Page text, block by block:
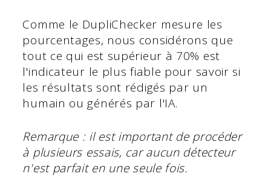
Comme le DupliChecker mesure les
pourcentages, nous considérons que
tout ce qui est supérieur à 70% est
l'indicateur le plus fiable pour savoir si
les résultats sont rédigés par un
humain ou générés par l'IA.
Remarque : il est important de procéder
à plusieurs essais, car aucun détecteur
n'est parfait en une seule fois.